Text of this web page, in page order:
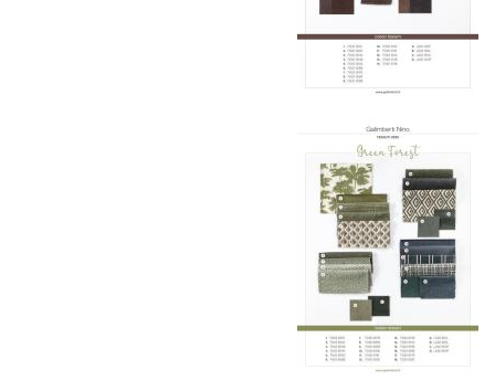
при наличии свободных логистических
Управление логистикой и контроль
Каждый заказ отслеживается в режиме
реального времени через систему GPS-
мониторинга. Наша команда логистических
международной доставке обеспечивает
полную сохранность груза, соблюдение
температурного режима и защиту от
механических повреждений на всех этапах